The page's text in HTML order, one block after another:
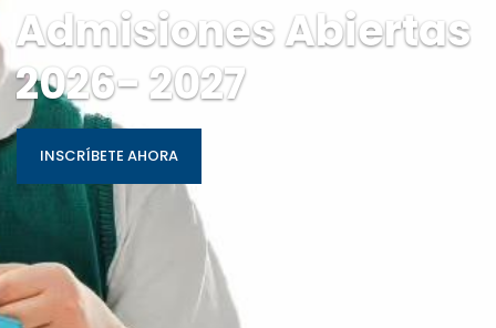
Admisiones Abiertas
2026- 2027
INSCRÍBETE AHORA